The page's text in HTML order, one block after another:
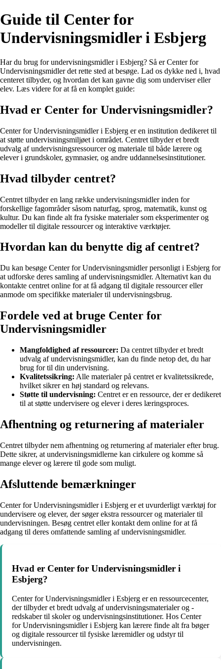
Guide til Center for
Undervisningsmidler i Esbjerg
Har du brug for undervisningsmidler i Esbjerg? Så er Center for
Undervisningsmidler det rette sted at besøge. Lad os dykke ned i, hvad
centeret tilbyder, og hvordan det kan gavne dig som underviser eller
elev. Læs videre for at få en komplet guide:
Hvad er Center for Undervisningsmidler?
Center for Undervisningsmidler i Esbjerg er en institution dedikeret til
at støtte undervisningsmiljøet i området. Centret tilbyder et bredt
udvalg af undervisningsressourcer og materiale til både lærere og
elever i grundskoler, gymnasier, og andre uddannelsesinstitutioner.
Hvad tilbyder centret?
Centret tilbyder en lang række undervisningsmidler inden for
forskellige fagområder såsom naturfag, sprog, matematik, kunst og
kultur. Du kan finde alt fra fysiske materialer som eksperimenter og
modeller til digitale ressourcer og interaktive værktøjer.
Hvordan kan du benytte dig af centret?
Du kan besøge Center for Undervisningsmidler personligt i Esbjerg for
at udforske deres samling af undervisningsmidler. Alternativt kan du
kontakte centret online for at få adgang til digitale ressourcer eller
anmode om specifikke materialer til undervisningsbrug.
Fordele ved at bruge Center for
Undervisningsmidler
Mangfoldighed af ressourcer: Da centret tilbyder et bredt
udvalg af undervisningsmidler, kan du finde netop det, du har
brug for til din undervisning.
Kvalitetssikring: Alle materialer på centret er kvalitetssikrede,
hvilket sikrer en høj standard og relevans.
Støtte til undervisning: Centret er en ressource, der er dedikeret
til at støtte undervisere og elever i deres læringsproces.
Afhentning og returnering af materialer
Centret tilbyder nem afhentning og returnering af materialer efter brug.
Dette sikrer, at undervisningsmidlerne kan cirkulere og komme så
mange elever og lærere til gode som muligt.
Afsluttende bemærkninger
Center for Undervisningsmidler i Esbjerg er et uvurderligt værktøj for
undervisere og elever, der søger ekstra ressourcer og materialer til
undervisningen. Besøg centret eller kontakt dem online for at få
adgang til deres omfattende samling af undervisningsmidler.
Hvad er Center for Undervisningsmidler i
Esbjerg?
Center for Undervisningsmidler i Esbjerg er en ressourcecenter,
der tilbyder et bredt udvalg af undervisningsmaterialer og -
redskaber til skoler og undervisningsinstitutioner. Hos Center
for Undervisningsmidler i Esbjerg kan lærere finde alt fra bøger
og digitale ressourcer til fysiske læremidler og udstyr til
undervisningen.